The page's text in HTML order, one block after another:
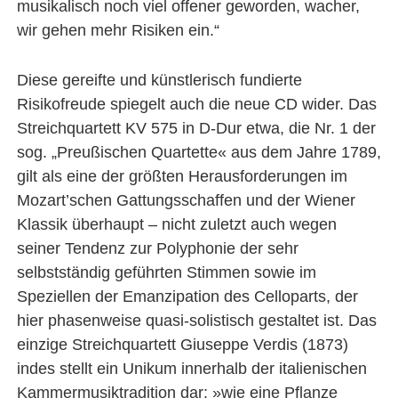
musikalisch noch viel offener geworden, wacher,
wir gehen mehr Risiken ein.“
Diese gereifte und künstlerisch fundierte
Risikofreude spiegelt auch die neue CD wider. Das
Streichquartett KV 575 in D-Dur etwa, die Nr. 1 der
sog. „Preußischen Quartette« aus dem Jahre 1789,
gilt als eine der größten Herausforderungen im
Mozart’schen Gattungsschaffen und der Wiener
Klassik überhaupt – nicht zuletzt auch wegen
seiner Tendenz zur Polyphonie der sehr
selbstständig geführten Stimmen sowie im
Speziellen der Emanzipation des Celloparts, der
hier phasenweise quasi-solistisch gestaltet ist. Das
einzige Streichquartett Giuseppe Verdis (1873)
indes stellt ein Unikum innerhalb der italienischen
Kammermusiktradition dar: »wie eine Pflanze